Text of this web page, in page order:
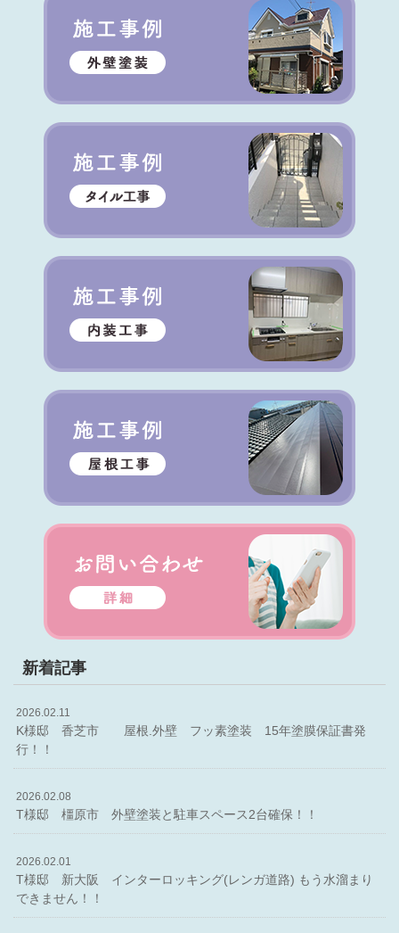
新着記事
2026.02.11
K様邸 香芝市 屋根.外壁 フッ素塗装 15年塗膜保証書発
行！！
2026.02.08
T様邸 橿原市 外壁塗装と駐車スペース2台確保！！
2026.02.01
T様邸 新大阪 インターロッキング(レンガ道路) もう水溜まり
できません！！